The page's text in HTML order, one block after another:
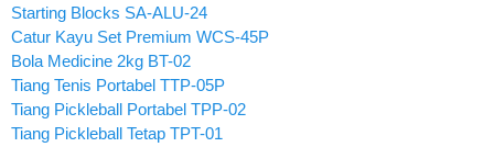
Starting Blocks SA-ALU-24
Catur Kayu Set Premium WCS-45P
Bola Medicine 2kg BT-02
Tiang Tenis Portabel TTP-05P
Tiang Pickleball Portabel TPP-02
Tiang Pickleball Tetap TPT-01